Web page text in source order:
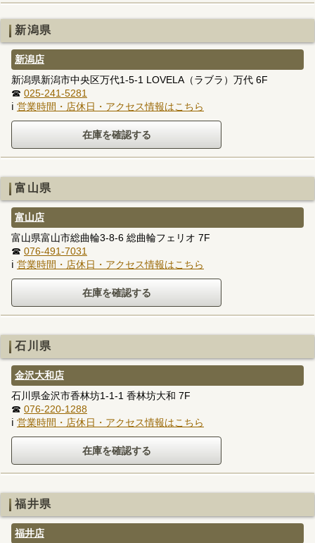
新潟県
新潟店
新潟県新潟市中央区万代1-5-1 LOVELA（ラブラ）万代 6F
☎ 025-241-5281
ℹ 営業時間・店休日・アクセス情報はこちら
富山県
富山店
富山県富山市総曲輪3-8-6 総曲輪フェリオ 7F
☎ 076-491-7031
ℹ 営業時間・店休日・アクセス情報はこちら
石川県
金沢大和店
石川県金沢市香林坊1-1-1 香林坊大和 7F
☎ 076-220-1288
ℹ 営業時間・店休日・アクセス情報はこちら
福井県
福井店